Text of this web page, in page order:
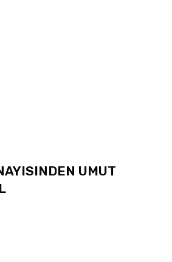
UMUT